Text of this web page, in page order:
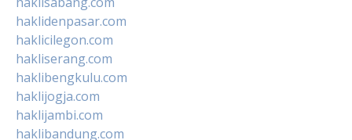
haklidenpasar.com
haklicilegon.com
hakliserang.com
haklibengkulu.com
haklijogja.com
haklijambi.com
haklibandung.com